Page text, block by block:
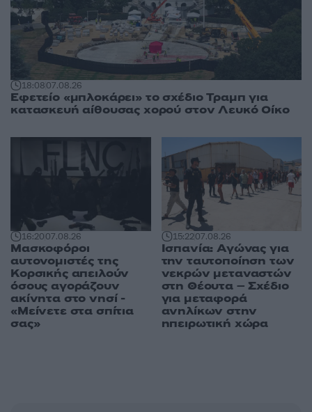
18:0807.08.26
Εφετείο «μπλοκάρει» το σχέδιο Τραμπ για
κατασκευή αίθουσας χορού στον Λευκό Οίκο
16:2007.08.26
Μασκοφόροι
αυτονομιστές της
Κορσικής απειλούν
όσους αγοράζουν
ακίνητα στο νησί -
«Μείνετε στα σπίτια
σας»
15:2207.08.26
Ισπανία: Αγώνας για
την ταυτοποίηση των
νεκρών μεταναστών
στη Θέουτα – Σχέδιο
για μεταφορά
ανηλίκων στην
ηπειρωτική χώρα